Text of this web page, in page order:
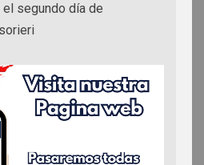
segundo día de